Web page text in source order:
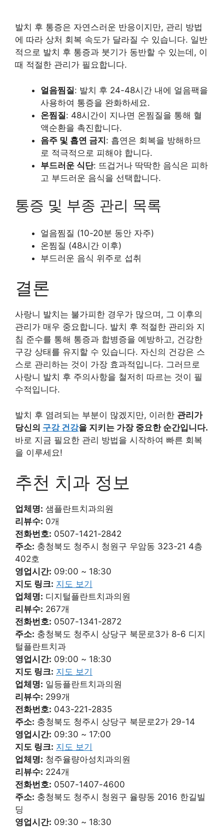
발치 후 통증은 자연스러운 반응이지만, 관리 방법
에 따라 상처 회복 속도가 달라질 수 있습니다. 일반
적으로 발치 후 통증과 붓기가 동반할 수 있는데, 이
때 적절한 관리가 필요합니다.
얼음찜질: 발치 후 24-48시간 내에 얼음팩을
사용하여 통증을 완화하세요.
온찜질: 48시간이 지나면 온찜질을 통해 혈
액순환을 촉진합니다.
음주 및 흡연 금지: 흡연은 회복을 방해하므
로 적극적으로 피해야 합니다.
부드러운 식단: 뜨겁거나 딱딱한 음식은 피하
고 부드러운 음식을 선택합니다.
통증 및 부종 관리 목록
얼음찜질 (10-20분 동안 자주)
온찜질 (48시간 이후)
부드러운 음식 위주로 섭취
결론
사랑니 발치는 불가피한 경우가 많으며, 그 이후의
관리가 매우 중요합니다. 발치 후 적절한 관리와 지
침 준수를 통해 통증과 합병증을 예방하고, 건강한
구강 상태를 유지할 수 있습니다. 자신의 건강은 스
스로 관리하는 것이 가장 효과적입니다. 그러므로
사랑니 발치 후 주의사항을 철저히 따르는 것이 필
수적입니다.
발치 후 염려되는 부분이 많겠지만, 이러한 관리가
당신의 구강 건강을 지키는 가장 중요한 순간입니다.
바로 지금 필요한 관리 방법을 시작하여 빠른 회복
을 이루세요!
추천 치과 정보
업체명: 샘플란트치과의원
리뷰수: 0개
전화번호: 0507-1421-2842
주소: 충청북도 청주시 청원구 우암동 323-21 4층
402호
영업시간: 09:00 ~ 18:30
지도 링크: 지도 보기
업체명: 디지털플란트치과의원
리뷰수: 267개
전화번호: 0507-1341-2872
주소: 충청북도 청주시 상당구 북문로3가 8-6 디지
털플란트치과
영업시간: 09:00 ~ 18:30
지도 링크: 지도 보기
업체명: 일등플란트치과의원
리뷰수: 299개
전화번호: 043-221-2835
주소: 충청북도 청주시 상당구 북문로2가 29-14
영업시간: 09:30 ~ 17:00
지도 링크: 지도 보기
업체명: 청주율량아성치과의원
리뷰수: 224개
전화번호: 0507-1407-4600
주소: 충청북도 청주시 청원구 율량동 2016 한길빌
딩
영업시간: 09:30 ~ 18:30